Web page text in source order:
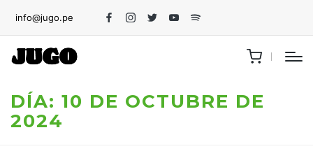
info@jugo.pe
FacebookInstagram
TwitterYoutubeSpotify
DÍA: 10 DE OCTUBRE DE
2024